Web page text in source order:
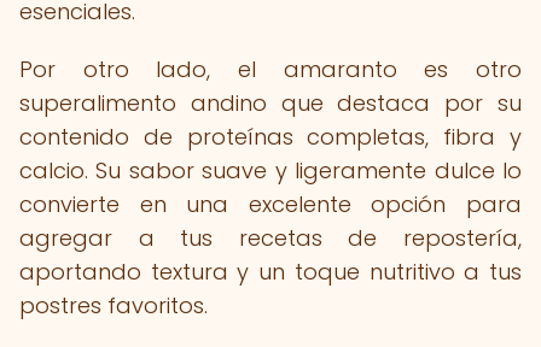
esenciales.
Por otro lado, el amaranto es otro
superalimento andino que destaca por su
contenido de proteínas completas, fibra y
calcio. Su sabor suave y ligeramente dulce lo
convierte en una excelente opción para
agregar a tus recetas de repostería,
aportando textura y un toque nutritivo a tus
postres favoritos.